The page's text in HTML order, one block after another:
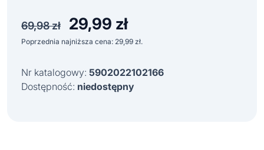
69,98zł
Pierwotna
cena
wynosiła:
29,99 złAktualna
Poprzednia najniższa cena: 29,99 zł.
Nr katalogowy: 5902022102166
Dostępność: niedostępny